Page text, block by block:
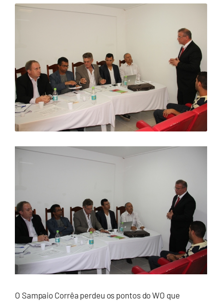
O Sampaio Corrêa perdeu os pontos do WO que